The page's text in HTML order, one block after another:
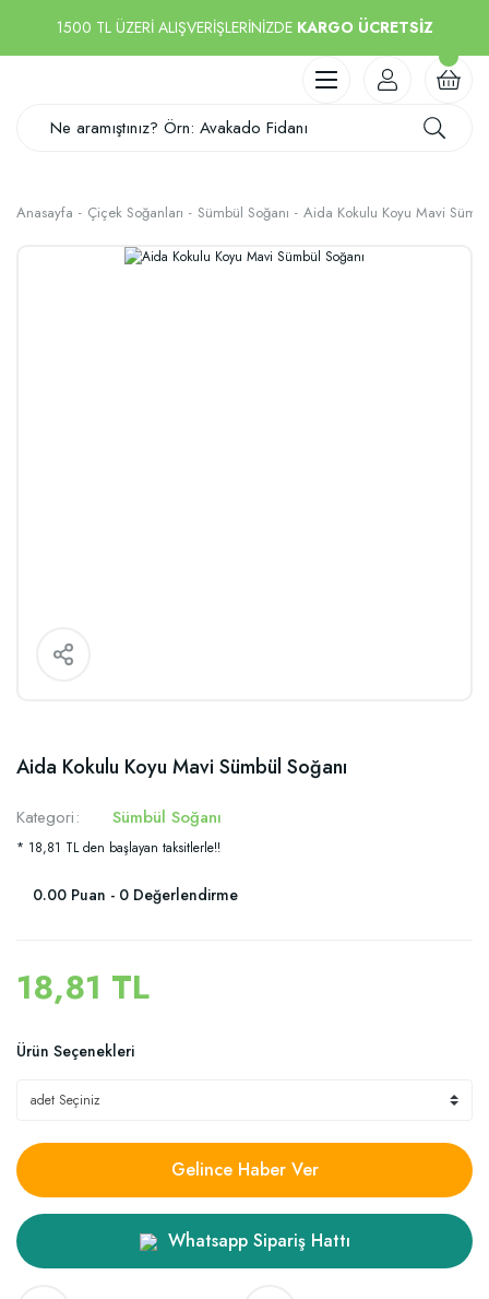
1500 TL ÜZERİ ALIŞVERİŞLERİNİZDE KARGO ÜCRETSİZ
Anasayfa Çiçek Soğanları Sümbül Soğanı Aida Kokulu Koyu Mavi
Aida Kokulu Koyu Mavi Sümbül Soğanı
Kategori Sümbül Soğanı
* 18,81 TL den başlayan taksitlerle!!
0.00 Puan - 0 Değerlendirme
18,81 TL
Ürün Seçenekleri
Gelince Haber Ver
Whatsapp Sipariş Hattı